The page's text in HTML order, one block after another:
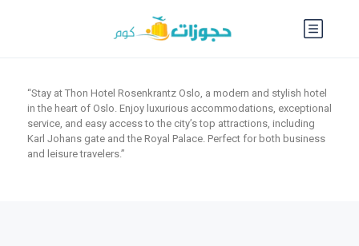
“Stay at Thon Hotel Rosenkrantz Oslo, a modern and stylish hotel
in the heart of Oslo. Enjoy luxurious accommodations, exceptional
service, and easy access to the city’s top attractions, including
Karl Johans gate and the Royal Palace. Perfect for both business
and leisure travelers.”